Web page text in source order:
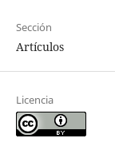
Sección
Artículos
Licencia